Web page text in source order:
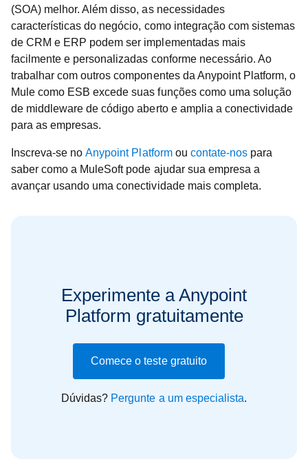
(SOA) melhor. Além disso, as necessidades
características do negócio, como integração com sistemas
de CRM e ERP podem ser implementadas mais
facilmente e personalizadas conforme necessário. Ao
trabalhar com outros componentes da Anypoint Platform, o
Mule como ESB excede suas funções como uma solução
de middleware de código aberto e amplia a conectividade
para as empresas.
Inscreva-se noAnypoint Platformou contate-nospara
saber como a MuleSoft pode ajudar sua empresa a
avançar usando uma conectividade mais completa.
Experimente a Anypoint
Platform gratuitamente
Comece o teste gratuito
Dúvidas? Pergunte a um especialista.